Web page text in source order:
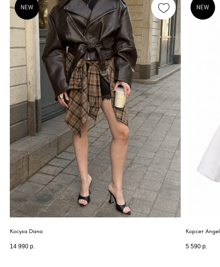
NEW
Косуха Dana
14 990 р.
NEW
Корсет Angel
5 590 р.
TOP.INN КАТАЛОГ
Верхняя одежда
Платья
Костюмы
Пиджаки
Обувь
Все категории
© TOP.INN Магазин
женской одежды 2018-2026